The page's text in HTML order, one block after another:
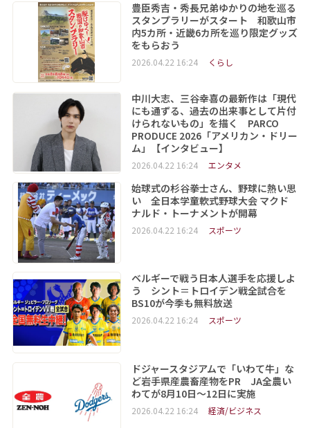
豊臣秀吉・秀長兄弟ゆかりの地を巡る
スタンプラリーがスタート 和歌山市
内5カ所・近畿6カ所を巡り限定グッズ
をもらおう
2026.04.22 16:24 くらし
中川大志、三谷幸喜の最新作は「現代
にも通ずる、過去の出来事として片付
けられないもの」を描く PARCO
PRODUCE 2026「アメリカン・ドリー
ム」【インタビュー】
2026.04.22 16:24 エンタメ
始球式の杉谷拳士さん、野球に熱い思
い 全日本学童軟式野球大会 マクド
ナルド・トーナメントが開幕
2026.04.22 16:24 スポーツ
ベルギーで戦う日本人選手を応援しよ
う シント＝トロイデン戦全試合を
BS10が今季も無料放送
2026.04.22 16:24 スポーツ
ドジャースタジアムで「いわて牛」な
ど岩手県産農畜産物をPR JA全農い
わてが8月10日～12日に実施
2026.04.22 16:24 経済/ビジネス